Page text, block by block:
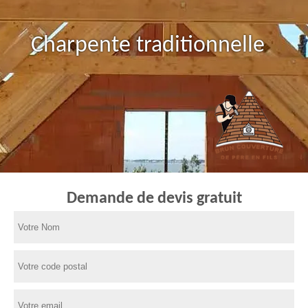
Charpente traditionnelle
Demande de devis gratuit